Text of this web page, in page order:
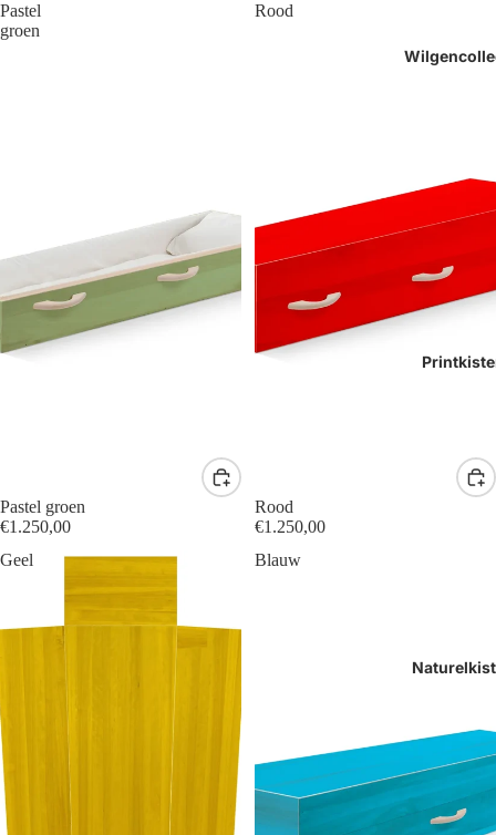
Pastel
groen
Pastel groen
€1.250,00
Rood
Rood
€1.250,00
Geel
Blauw